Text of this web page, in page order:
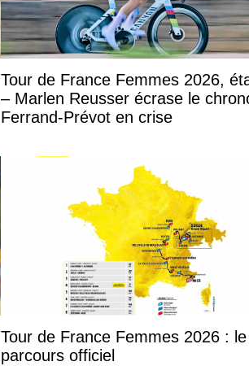
Tour de France Femmes 2026,
– Marlen Reusser écrase le
Ferrand-Prévot en crise
Tour de France Femmes 2026 : le
parcours officiel